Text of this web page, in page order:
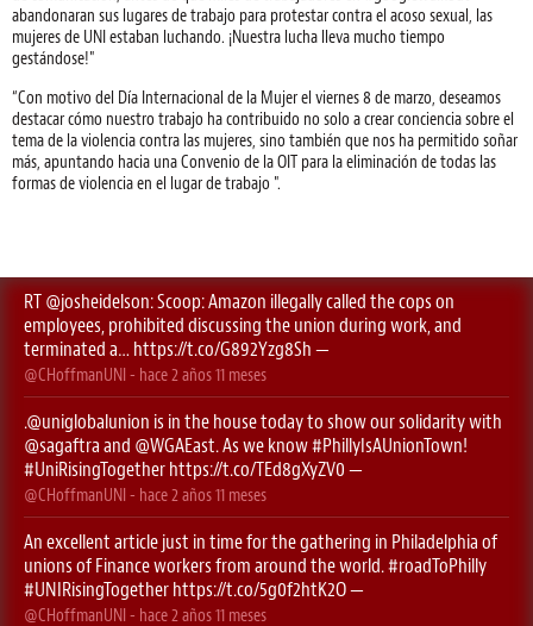
abandonaran sus lugares de trabajo para protestar contra el acoso sexual, las
mujeres de UNI estaban luchando. ¡Nuestra lucha lleva mucho tiempo
gestándose!"
“Con motivo del Día Internacional de la Mujer el viernes 8 de marzo, deseamos
destacar cómo nuestro trabajo ha contribuido no solo a crear conciencia sobre el
tema de la violencia contra las mujeres, sino también que nos ha permitido soñar
más, apuntando hacia una Convenio de la OIT para la eliminación de todas las
formas de violencia en el lugar de trabajo ".
RT @josheidelson: Scoop: Amazon illegally called the cops on
employees, prohibited discussing the union during work, and
terminated a… https://t.co/G892Yzg8Sh —
@CHoffmanUNI - hace 2 años 11 meses
.@uniglobalunion is in the house today to show our solidarity with
@sagaftra ⁩ and ⁦ @WGAEast⁩. As we know#PhillyIsAUnionTown!
#UniRisingTogether https://t.co/TEd8gXyZV0 —
@CHoffmanUNI - hace 2 años 11 meses
An excellent article just in time for the gathering in Philadelphia of
unions of Finance workers from around the world.#roadToPhilly
#UNIRisingTogether https://t.co/5g0f2htK2O—
@CHoffmanUNI - hace 2 años 11 meses